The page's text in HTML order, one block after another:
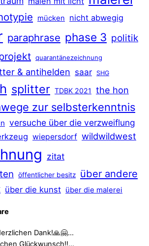
mücken nicht abwegig
paraphrase phase 3 politik
quarantänezeichnung
& antihelden saar SHG
splitter TDBK 2021 the hon
zur selbsterkenntnis
versuche über die verzweiflung
wiepersdorf wildwildwest
zitat
öffentlicher besitz über andere
über die kunst über die malerei
Dank!🙏🤗…
Glückwunsch!!…